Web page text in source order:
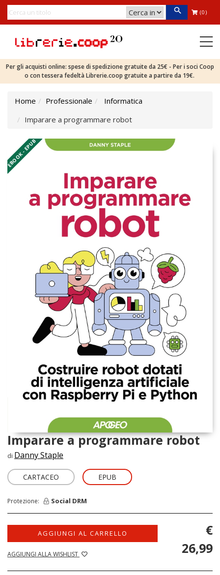
(0)
Per gli acquisti online: spese di spedizione gratuite da 25€ - Per i soci Coop
o con tessera fedeltà Librerie.coop gratuite a partire da 19€.
Home Professionale
Informatica
Imparare a programmare robot
EBOOK - EPUB
Imparare a programmare robot
di Danny Staple
CARTACEO EPUB
Protezione: Social DRM
AGGIUNGI AL CARRELLO
AGGIUNGI ALLA WISHLIST
€
26,99